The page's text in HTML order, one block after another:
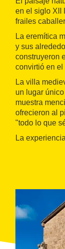
en el siglo XII
frailes
La eremítica
y sus
construyeron
convirtió en el
La villa
un lugar
muestra
ofrecieron al
"todo lo que
La
Visita
Punto de
Las visitas
catalán i
los visitantes.